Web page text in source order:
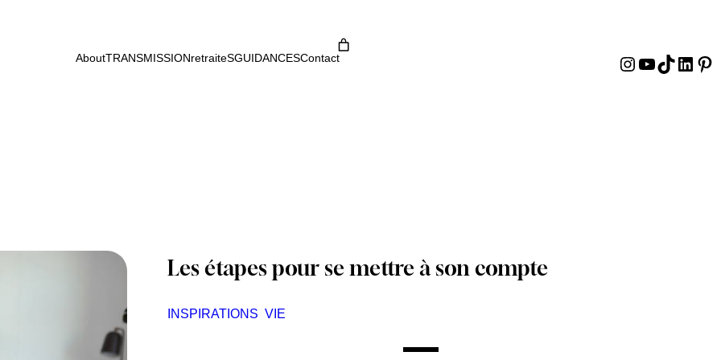
AboutTRANSMISSIONretraiteSGUIDANCESContact Instagram
YouTube
TikTok
Les étapes pour se mettre à son compte
INSPIRATIONS VIE